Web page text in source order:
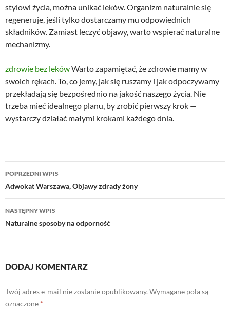
stylowi życia, można unikać leków. Organizm naturalnie się
regeneruje, jeśli tylko dostarczamy mu odpowiednich
składników. Zamiast leczyć objawy, warto wspierać naturalne
mechanizmy.
zdrowie bez lekówWarto zapamiętać, że zdrowie mamy w
swoich rękach. To, co jemy, jak się ruszamy i jak odpoczywamy
przekładają się bezpośrednio na jakość naszego życia. Nie
trzeba mieć idealnego planu, by zrobić pierwszy krok —
wystarczy działać małymi krokami każdego dnia.
Nawigacja
wpisu
POPRZEDNI WPIS
Adwokat Warszawa, Objawy zdrady żony
NASTĘPNY WPIS
Naturalne sposoby na odporność
DODAJ KOMENTARZ
Twój adres e-mail nie zostanie opublikowany. Wymagane pola są
oznaczone *